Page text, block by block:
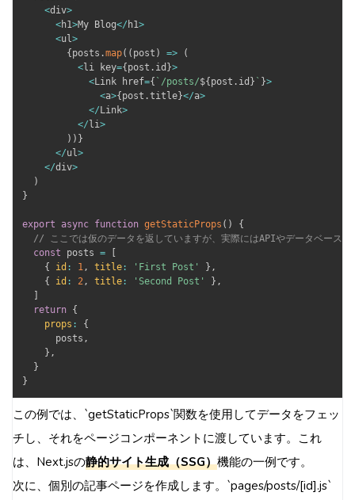
<div>
<h1>My Blog</ h1>
<ul>
{ posts .map( ( post ) =>
(
<li key={ post . id }>
<Link href={ ` /posts/${ post . id } ` }>
<a>{ post .title}</a>
</ Link>
</ li>
) ) }
</ul>
</div>
)
}
export async function getStaticProps ( )
{
// ここでは仮のデータを返していますが、実際にはAPIやデータベースか
const posts =
{
id : 1, title : 'First Post' } ,
{
id : 2, title : 'Second Post' } ,
return {
props :
{
      posts
,
} ,
}
}
この例では、`getStaticProps`関数を使用してデータをフェッ
チし、それをページコンポーネントに渡しています。これ
は、Next.jsの静的サイト生成（SSG）機能の一例です。
次に、個別の記事ページを作成します。`pages/posts/[id].js`